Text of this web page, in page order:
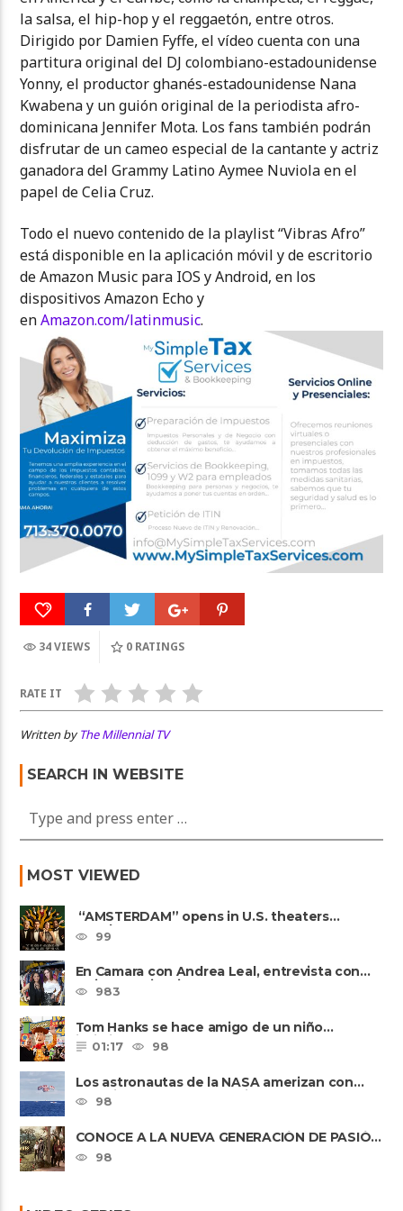
la salsa, el hip-hop y el reggaetón, entre otros.
Dirigido por Damien Fyffe, el vídeo cuenta con una
partitura original del DJ colombiano-estadounidense
Yonny, el productor ghanés-estadounidense Nana
Kwabena y un guión original de la periodista afro-
dominicana Jennifer Mota. Los fans también podrán
disfrutar de un cameo especial de la cantante y actriz
ganadora del Grammy Latino Aymee Nuviola en el
papel de Celia Cruz.
Todo el nuevo contenido de la playlist “Vibras Afro”
está disponible en la aplicación móvil y de escritorio
de Amazon Music para IOS y Android, en los
dispositivos Amazon Echo y
enAmazon.com/latinmusic.
34 VIEWS 0 RATINGS
RATE IT
Written byThe Millennial TV
SEARCH IN WEBSITE
MOST VIEWED
“AMSTERDAM” opens in U.S. theaters
October 7, 2022
99
En Camara con Andrea Leal, entrevista con
Majo Cornejo, Cirque Du ......
983
Tom Hanks se hace amigo de un niño
intimidado de 8 años llamado ......
01:17 98
Los astronautas de la NASA amerizan con
seguridad después del primer ......
98
CONOCE A LA NUEVA GENERACIÓN DE PASIÓN
DE GAVILANES II
98